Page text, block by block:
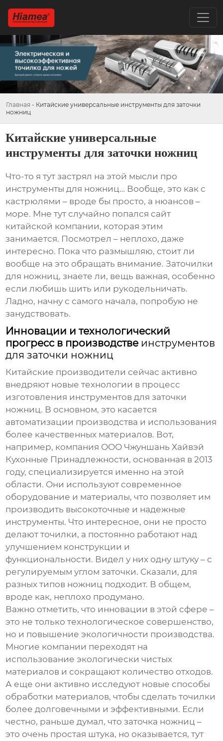
Главная - Китайские универсальные инструменты для заточки
ножниц
Китайские универсальные
инструменты для заточки ножниц
Что-то я тут застрял на этой мысли про
инструменты для ножниц… Вообще, это как с
кастрюлями – вроде бы просто, а нюансов –
море. Мне тут случайно попался сайт
китайской компании, которая этим
занимается. Посмотрел – неплохо, даже
интересно. Пока что размышляю, стоит ли
вообще на это обращать внимание. Заточилки
для ножниц, знаете ли, вещь важная, особенно
если любишь шить или рукодельничать.
Ладно, начну с самого начала, попробую не
занудствовать.
Инновации и технологический
прогресс в производстве инструментов
для заточки ножниц
Китайские производители сейчас активно
внедряют новые технологии в процесс
изготовления инструментов для заточки
ножниц. В основном, это касается
автоматизации производства и использования
более качественных материалов. Вот,
например, компания ООО Чжуншань Хайвэй
Кухонные Принадлежности, основанная в 2013
году, специализируется именно на этой
области. Они используют современное
оборудование и материалы, что позволяет им
производить высокоточные и надежные
инструменты. Что интересное, они не просто
делают точилки, а постоянно работают над
улучшением конструкции и
функциональности. Видел у них одну штуку – с
регулируемым углом заточки. Сказали, для
разных типов ножниц подходит. В общем,
вроде как, неплохо продумано.
Важно отметить, что инновации в этой сфере –
это не только технологическое совершенство,
но и повышение экологичности производства.
Многие компании переходят на
использование экологически чистых
материалов и сокращают количество отходов.
А еще они активно исследуют новые способы
обработки материалов, чтобы сделать точилки
более долговечными и эффективными. Если
честно, раньше думал, что заточка ножниц –
это очень простая штука, но оказывается, тут